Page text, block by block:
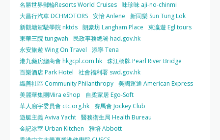
名勝世界郵輪Resorts World Cruises 味珍味 aji-no-chinmi
大昌行汽車 DCHMOTORS 安怡 Anlene
新同樂 Sun Tung Lok
新觀塘駕駛學院 nktds 朗豪坊 Langham Place
東瀛遊 Egl tours
東華三院 tungwah
民政事務總署 had.gov.hk
永安旅遊 Wing On Travel
添寧 Tena
港九藥房總商會 hkgcpl.com.hk 珠江橋牌 Pearl River Bridge
百樂酒店 Park Hotel
社會福利署 swd.gov.hk
織善社區 Community Philanthropy 美國運通 American Express
美麗華集團Mira eShop
自柔家居 Ego-Soft
華人廟宇委員會 ctc.org.hk 賽馬會 Jockey Club
遊艇主義 Aviva Yacht 醫務衛生局 Health Bureau
金記冰室 Urban Kitchen
雅培 Abbott